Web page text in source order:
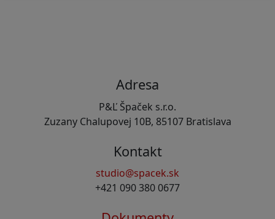
Adresa
P&Ľ Špaček s.r.o.
Zuzany Chalupovej 10B, 85107 Bratislava
Kontakt
studio@spacek.sk
+421 090 380 0677